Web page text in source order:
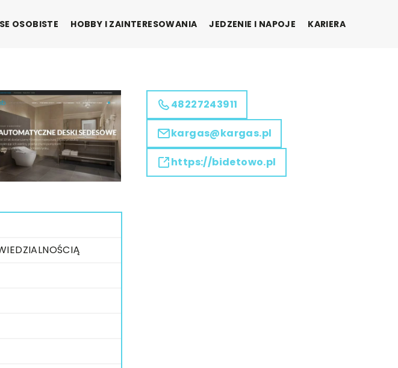
OSOBISTE HOBBY I ZAINTERESOWANIA JEDZENIE I NAPOJE KARIERA
48227243911
kargas@kargas.pl
https://bidetowo.pl